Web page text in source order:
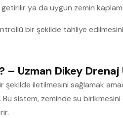
ya da uygun zemin
bir şekilde tahliye
Uzman Dikey Drenaj
şekilde iletilmesini sağlamak
Bu sistem, zeminde su birikmesini